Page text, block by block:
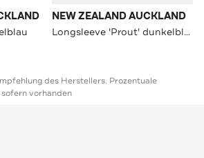
NEW ZEALAND AUCKLAND
Longsleeve 'Prout' dunkelblau
des Herstellers. Prozentuale
sofern vorhanden